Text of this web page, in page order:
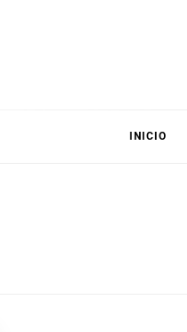
INICIO